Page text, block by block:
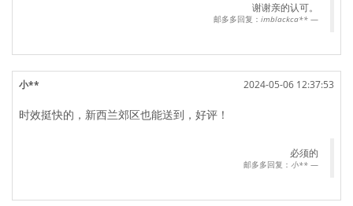
谢谢亲的认可。
邮多多回复： imblackca**
2024-05-06 12:37:53
小**
时效挺快的，新西兰郊区也能送到，好评！
必须的
邮多多回复： 小**